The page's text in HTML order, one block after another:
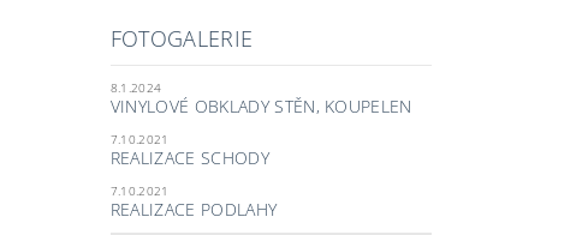
FOTOGALERIE
8.1.2024
VINYLOVÉ OBKLADY STĚN, KOUPELEN
7.10.2021
REALIZACE SCHODY
7.10.2021
REALIZACE PODLAHY